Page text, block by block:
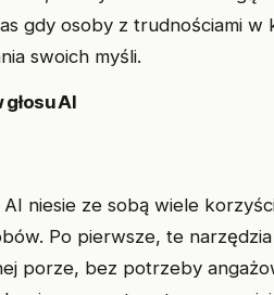
gdy osoby z trudnościami w
swoich myśli.
AI
niesie ze sobą wiele
Po pierwsze, te
porze, bez potrzeby